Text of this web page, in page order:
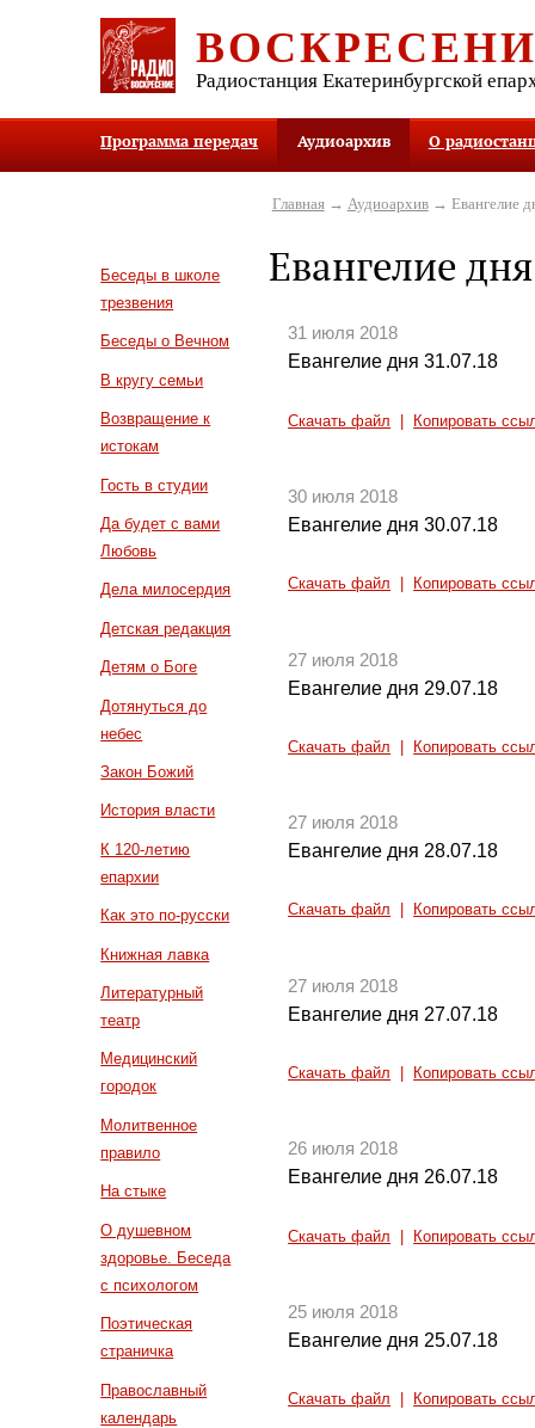
Радиостанция Екатеринбургской
Программа передач Аудиоархив О
Беседы в школе
трезвения
Беседы о Вечном
В кругу семьи
Возвращение к
истокам
Гость в студии
Да будет с вами
Любовь
Дела милосердия
Детская редакция
Детям о Боге
Дотянуться до
небес
Закон Божий
История власти
К 120-летию
епархии
Как это по-русски
Книжная лавка
Литературный
театр
Медицинский
городок
Молитвенное
правило
На стыке
О душевном
здоровье. Беседа
с психологом
Поэтическая
страничка
Православный
календарь
Главная→ Аудиоархив→ Евангелие
Евангелие дня
31 июля 2018
Евангелие дня 31.07.18
Скачать файл Копировать
30 июля 2018
Евангелие дня 30.07.18
Скачать файл Копировать
27 июля 2018
Евангелие дня 29.07.18
Скачать файл Копировать
27 июля 2018
Евангелие дня 28.07.18
Скачать файл Копировать
27 июля 2018
Евангелие дня 27.07.18
Скачать файл Копировать
26 июля 2018
Евангелие дня 26.07.18
Скачать файл Копировать
25 июля 2018
Евангелие дня 25.07.18
Скачать файл Копировать